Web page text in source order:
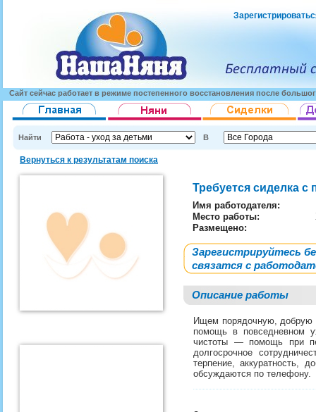
Сайт сейчас работает в режиме постепенного восстановления после
Найти В
Вернуться к результатам поиска
Требуется сиделка
Имя работодателя:
Место работы:
Размещено:
Зарегистрируйтесь
связатся с
Описание работы
Ищем порядочную, добрую
помощь в повседневном
чистоты — помощь при
долгосрочное
терпение, аккуратность,
обсуждаются по телефону.